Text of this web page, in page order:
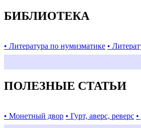
БИБЛИОТЕКА
• Литература по нумизматике •
ПОЛЕЗНЫЕ СТАТЬИ
• Монетный двор • Гурт, аверс, реверс